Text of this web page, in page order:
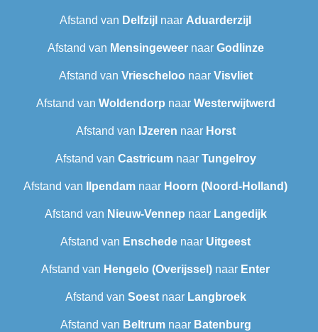
Afstand van Delfzijl naar Aduarderzijl
Afstand van Mensingeweernaar Godlinze
Afstand van Vriescheloo naar Visvliet
Afstand van Woldendorp naar Westerwijtwerd
Afstand van IJzeren naar Horst
Afstand van Castricumnaar Tungelroy
Afstand van Ilpendam naar Hoorn (Noord-Holland)
Afstand van Nieuw-Vennep naar Langedijk
Afstand van Enschede naar Uitgeest
Afstand van Hengelo (Overijssel) naar Enter
Afstand van Soestnaar Langbroek
Afstand van Beltrumnaar Batenburg